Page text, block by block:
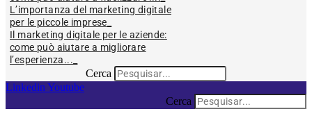
L’importanza del marketing digitale
per le piccole imprese
Il marketing digitale per le aziende:
come può aiutare a migliorare
l’esperienza...
Cerca
Linkedin Youtube
Cerca